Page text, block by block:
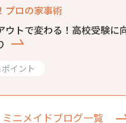
プロの家事術
ウトで変わる！高校受験に
イント
ミニメイドブログ一覧